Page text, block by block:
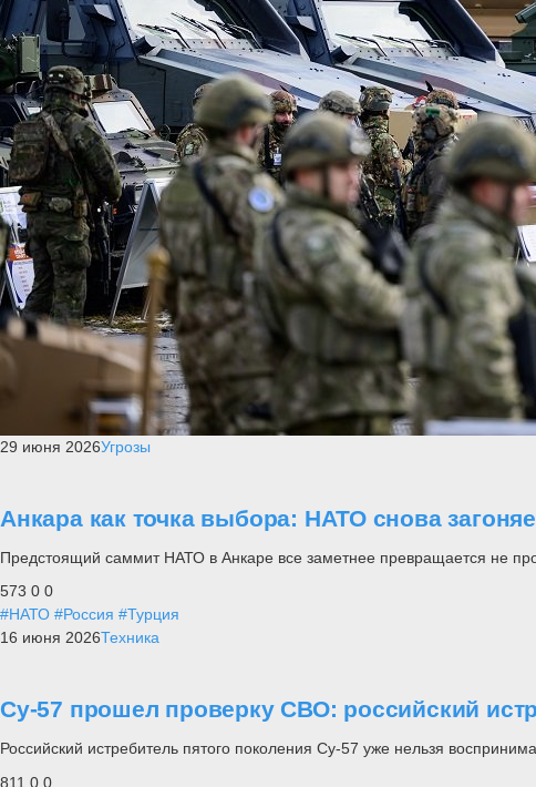
29 июня 2026Угрозы
Анкара как точка выбора: НАТО снова
Предстоящий саммит НАТО в Анкаре все заметнее превращается не
573 0 0
#НАТО #Россия #Турция
16 июня 2026Техника
Су-57 прошел проверку СВО: российский
Российский истребитель пятого поколения Су-57 уже нельзя
811 0 0